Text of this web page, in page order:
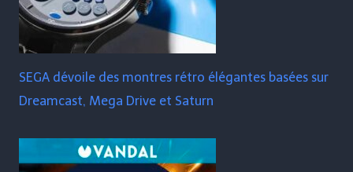
SEGA dévoile des montres rétro élégantes basées sur
Dreamcast, Mega Drive et Saturn